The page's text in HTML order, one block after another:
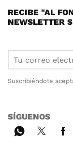
RECIBE "AL
NEWSLETTER
Suscribiéndote
SÍGUENOS